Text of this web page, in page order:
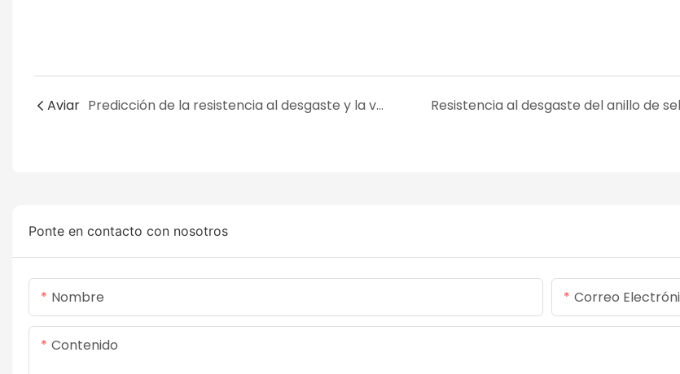
Aviar Predicción de la resistencia al desgaste y la vida útil del anillo de sellado de caucho en equipos de bombeo
Ponte en contacto con nosotros
Nombre Correo
Contenido